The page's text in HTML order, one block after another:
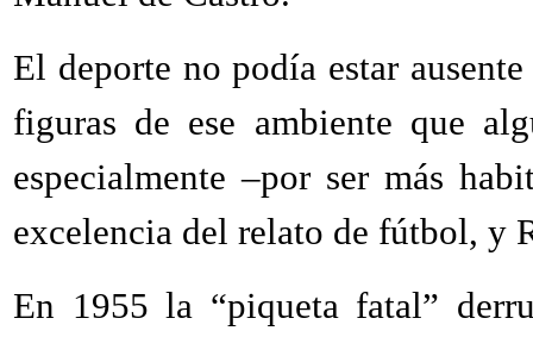
El deporte no podía estar
figuras de ese ambiente que
especialmente –por ser más
excelencia del relato de fútbol, y
En 1955 la “piqueta fatal”